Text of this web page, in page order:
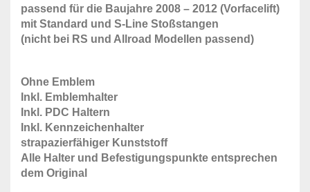
passend für die Baujahre 2008 – 2012 (Vorfacelift)
mit Standard und S-Line Stoßstangen
(nicht bei RS und Allroad Modellen passend)
Ohne Emblem
Inkl. Emblemhalter
Inkl. PDC Haltern
Inkl. Kennzeichenhalter
strapazierfähiger Kunststoff
Alle Halter und Befestigungspunkte entsprechen
dem Original